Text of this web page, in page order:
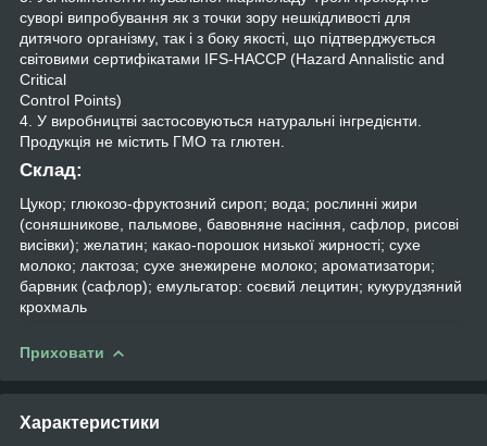
суворі випробування як з точки зору нешкідливості для
дитячого організму, так і з боку якості, що підтверджується
світовими сертифікатами IFS-HACCP (Hazard Annalistic and
Critical
Control Points)
4. У виробництві застосовуються натуральні інгредієнти.
Продукція не містить ГМО та глютен.
Склад:
Цукор; глюкозо-фруктозний сироп; вода; рослинні жири
(соняшникове, пальмове, бавовняне насіння, сафлор, рисові
висівки); желатин; какао-порошок низької жирності; сухе
молоко; лактоза; сухе знежирене молоко; ароматизатори;
барвник (сафлор); емульгатор: соєвий лецитин; кукурудзяний
крохмаль
Приховати
Характеристики